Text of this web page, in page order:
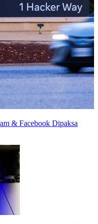
& Facebook Dipaksa